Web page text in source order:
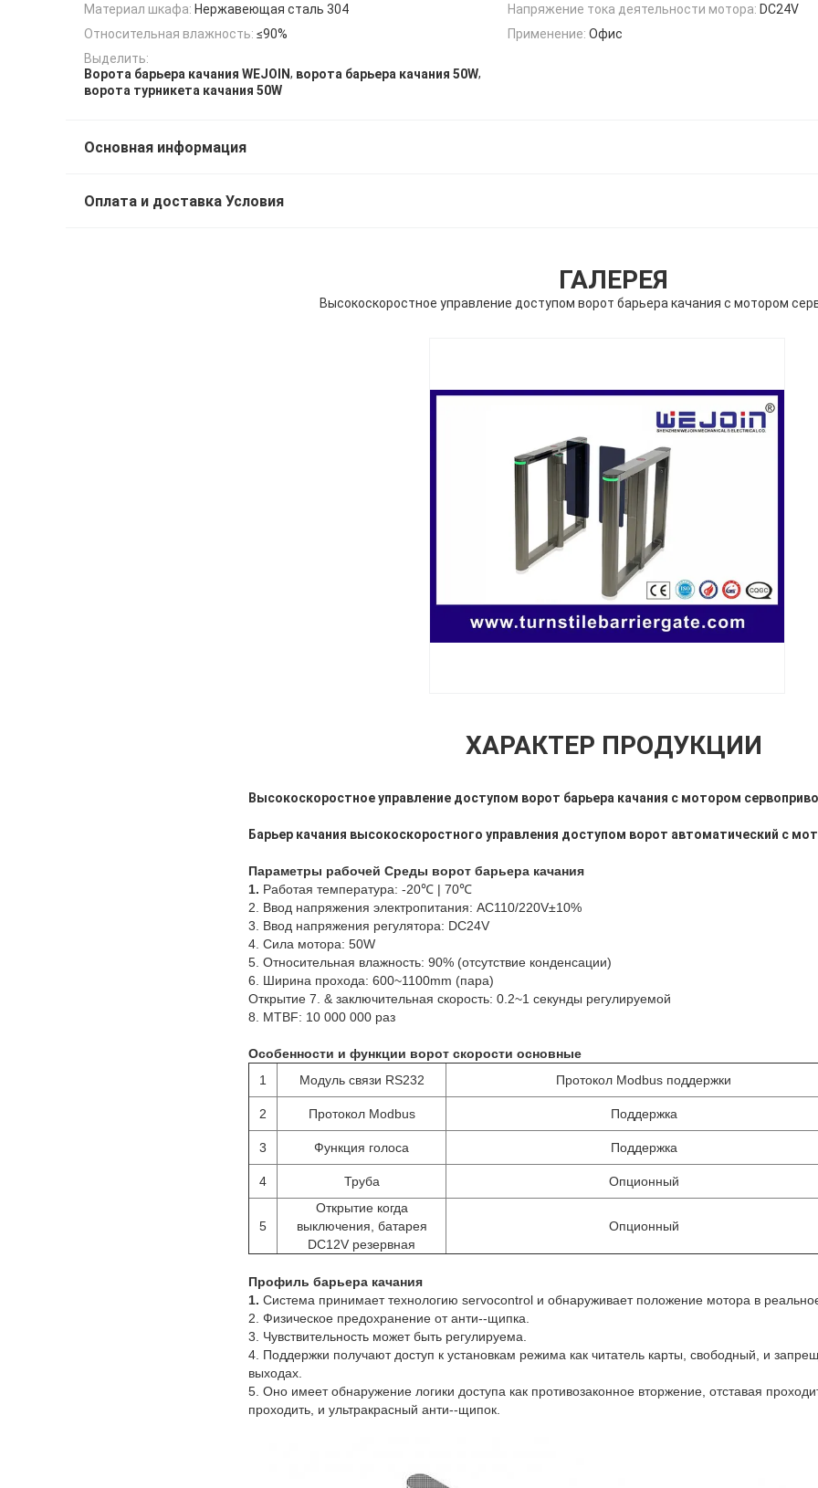
Материал шкафа: Нержавеющая сталь 304 Напряжение тока деятельности мотора: DC24V
Относительная влажность: ≤90% Применение: Офис
Выделить:
Ворота барьера качания WEJOIN, ворота барьера качания 50W,
ворота турникета качания 50W
Основная информация
Оплата и доставка Условия
ГАЛЕРЕЯ
Высокоскоростное управление доступом ворот барьера качания с мотором
ХАРАКТЕР ПРОДУКЦИИ
Высокоскоростное управление доступом ворот барьера качания с мотором
Барьер качания высокоскоростного управления доступом ворот автоматический с
Параметры рабочей Среды ворот барьера качания
1. Работая температура: -20℃ | 70℃
2. Ввод напряжения электропитания: AC110/220V±10%
3. Ввод напряжения регулятора: DC24V
4. Сила мотора: 50W
5. Относительная влажность: 90% (отсутствие конденсации)
6. Ширина прохода: 600~1100mm (пара)
Открытие 7. & заключительная скорость: 0.2~1 секунды регулируемой
8. MTBF: 10 000 000 раз
Особенности и функции ворот скорости основные
1
Модуль связи RS232 Протокол Modbus поддержки
2 Протокол Modbus Поддержка
3 Функция голоса Поддержка
4 Труба Опционный
5
Открытие когда
выключения, батарея
DC12V резервная
Опционный
Профиль барьера качания
1. Система принимает технологию servocontrol и обнаруживает положение мотора в
2. Физическое предохранение от анти--щипка.
3. Чувствительность может быть регулируема.
4. Поддержки получают доступ к установкам режима как читатель карты, свободный, и
выходах.
5. Оно имеет обнаружение логики доступа как противозаконное вторжение, отставая
проходить, и ультракрасный анти--щипок.